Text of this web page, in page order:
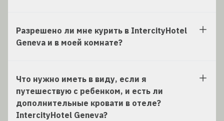
Разрешено ли мне курить в IntercityHotel
Geneva и в моей комнате?
Что нужно иметь в виду, если я
путешествую с ребенком, и есть ли
дополнительные кровати в отеле?
IntercityHotel Geneva?